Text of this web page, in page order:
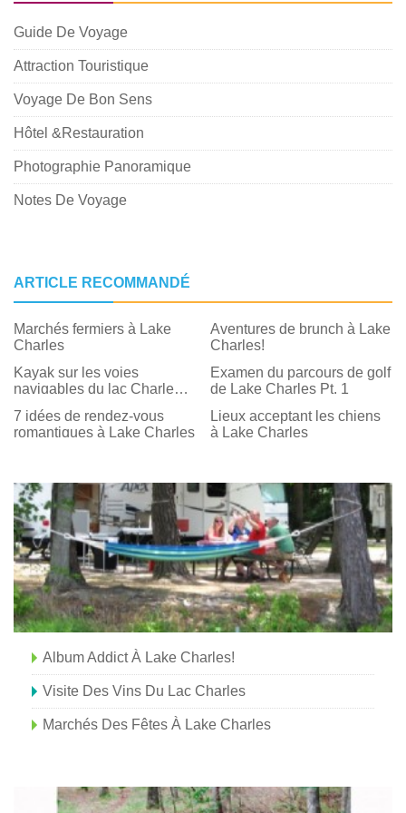
Guide De Voyage
Attraction Touristique
Voyage De Bon Sens
Hôtel &Restauration
Photographie Panoramique
Notes De Voyage
ARTICLE RECOMMANDÉ
Marchés fermiers à Lake
Charles
Aventures de brunch à Lake
Charles!
Kayak sur les voies
navigables du lac Charles
Examen du parcours de golf
de Lake Charles Pt. 1
7 idées de rendez-vous
romantiques à Lake Charles
Lieux acceptant les chiens
à Lake Charles
Album Addict À Lake Charles!
Visite Des Vins Du Lac Charles
Marchés Des Fêtes À Lake Charles